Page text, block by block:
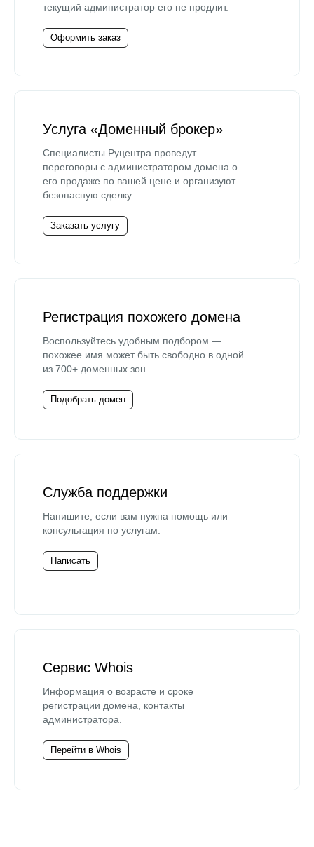
текущий администратор его не продлит.
Оформить заказ
Услуга «Доменный брокер»
Специалисты Руцентра проведут
переговоры с администратором домена о
его продаже по вашей цене и организуют
безопасную сделку.
Заказать услугу
Регистрация похожего домена
Воспользуйтесь удобным подбором —
похожее имя может быть свободно в одной
из 700+ доменных зон.
Подобрать домен
Служба поддержки
Напишите, если вам нужна помощь или
консультация по услугам.
Написать
Сервис Whois
Информация о возрасте и сроке
регистрации домена, контакты
администратора.
Перейти в Whois